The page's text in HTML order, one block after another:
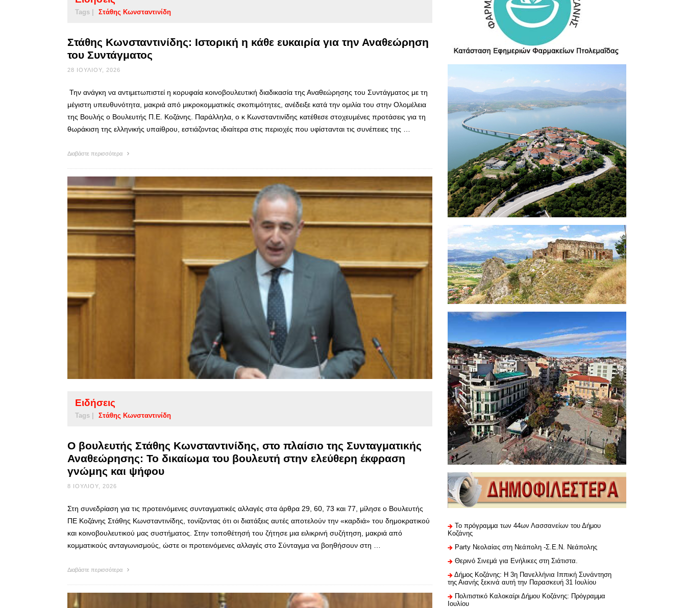
Tags | Στάθης Κωνσταντινίδη
Στάθης Κωνσταντινίδης: Ιστορική η κάθε ευκαιρία για την Αναθεώρηση
του Συντάγματος
28 ΙΟΥΛΊΟΥ, 2026
​Την ανάγκη να αντιμετωπιστεί η κορυφαία κοινοβουλευτική διαδικασία της Αναθεώρησης του Συντάγματος με τη
μέγιστη υπευθυνότητα, μακριά από μικροκομματικές σκοπιμότητες, ανέδειξε κατά την ομιλία του στην Ολομέλεια
της Βουλής ο Βουλευτής Π.Ε. Κοζάνης. Παράλληλα, ο κ Κωνσταντινίδης κατέθεσε στοχευμένες προτάσεις για τη
θωράκιση της ελληνικής υπαίθρου, εστιάζοντας ιδιαίτερα στις περιοχές που υφίστανται τις συνέπειες της …
Διαβάστε περισσότερα
Ειδήσεις
Tags | Στάθης Κωνσταντινίδη
Ο βουλευτής Στάθης Κωνσταντινίδης, στο πλαίσιο της Συνταγματικής
Αναθεώρησης: Το δικαίωμα του βουλευτή στην ελεύθερη έκφραση
γνώμης και ψήφου
8 ΙΟΥΛΊΟΥ, 2026
Στη συνεδρίαση για τις προτεινόμενες συνταγματικές αλλαγές στα άρθρα 29, 60, 73 και 77, μίλησε ο Βουλευτής
ΠΕ Κοζάνης Στάθης Κωνσταντινίδης, τονίζοντας ότι οι διατάξεις αυτές αποτελούν την «καρδιά» του δημοκρατικού
και κοινοβουλευτικού μας συστήματος. Στην τοποθέτησή του ζήτησε μια ειλικρινή συζήτηση, μακριά από
κομματικούς ανταγωνισμούς, ώστε οι προτεινόμενες αλλαγές στο Σύνταγμα να βοηθήσουν στη …
Διαβάστε περισσότερα
Το πρόγραμμα των 44ων Λασσανείων του Δήμου
Κοζάνης
Party Νεολαίας στη Νεάπολη -Σ.Ε.Ν. Νεάπολης
Θερινό Σινεμά για Ενήλικες στη Σιάτιστα.
Δήμος Κοζάνης: Η 3η Πανελλήνια Ιππική Συνάντηση
της Αιανής ξεκινά αυτή την Παρασκευή 31 Ιουλίου
Πολιτιστικό Καλοκαίρι Δήμου Κοζάνης: Πρόγραμμα
Ιουλίου